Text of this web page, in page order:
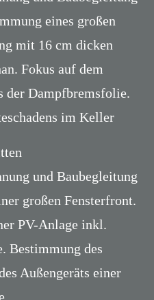
eines großen
mit 16 cm dicken
Fokus auf dem
der Dampfbremsfolie.
im Keller
und Baubegleitung
großen Fensterfront.
PV-Anlage inkl.
Bestimmung des
Außengeräts einer